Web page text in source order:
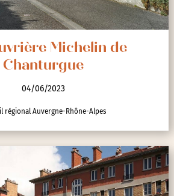
Michelin de
Chanturgue
04/06/2023
régional Auvergne-Rhône-Alpes